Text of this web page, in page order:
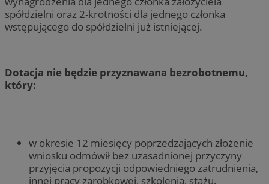
spółdzielni oraz 2-krotności dla jednego członka
wstępującego do spółdzielni już istniejącej.
Dotacja nie będzie przyznawana bezrobotnemu,
który:
w okresie 12 miesięcy poprzedzających złożenie
wniosku odmówił bez uzasadnionej przyczyny
przyjęcia propozycji odpowiedniego zatrudnienia,
innej pracy zarobkowej, szkolenia, stażu,